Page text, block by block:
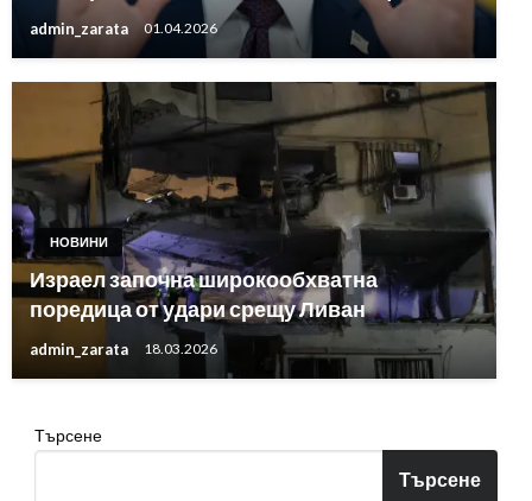
admin_zarata 01.04.2026
НОВИНИ
Израел започна широкообхватна
поредица от удари срещу Ливан
admin_zarata 18.03.2026
Търсене
Търсене